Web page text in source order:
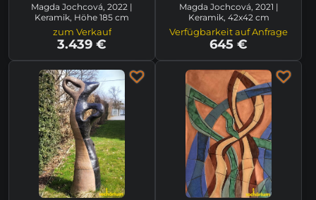
Magda Jochcová, 2022 |
Keramik, Höhe 185 cm
zum Verkauf
3.439 €
Magda Jochcová, 2021 |
Keramik, 42x42 cm
Verfügbarkeit auf Anfrage
645 €